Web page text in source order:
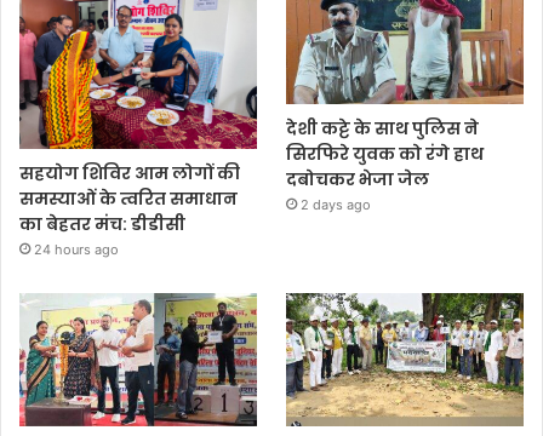
सहयोग शिविर आम लोगों की
समस्याओं के त्वरित समाधान
का बेहतर मंच: डीडीसी
24 hours ago
देशी कट्टे के साथ पुलिस ने
सिरफिरे युवक को रंगे हाथ
दबोचकर भेजा जेल
2 days ago